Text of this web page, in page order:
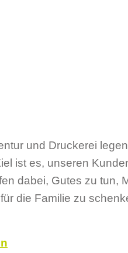
und Druckerei
ist es, unseren
dabei, Gutes zu tun,
die Familie zu